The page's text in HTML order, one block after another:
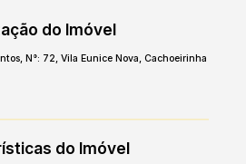
gama de serviços: academias,
shopping e praças.
de FGTS e financiamento.
aceitando seguro fiança
do Imóvel
,N°: 72,Vila Eunice Nova,Cachoeirinha
do Imóvel